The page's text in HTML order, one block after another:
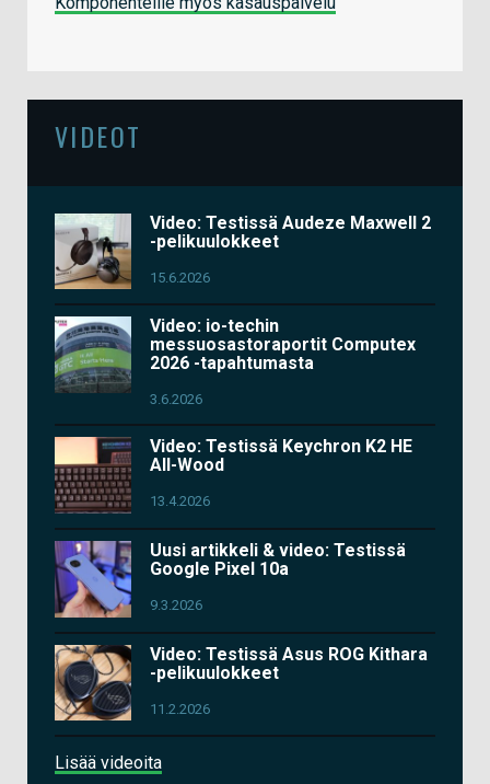
VIDEOT
Video: Testissä Audeze Maxwell 2
-pelikuulokkeet
15.6.2026
Video: io-techin
messuosastoraportit Computex
2026 -tapahtumasta
3.6.2026
Video: Testissä Keychron K2 HE
All-Wood
13.4.2026
Uusi artikkeli & video: Testissä
Google Pixel 10a
9.3.2026
Video: Testissä Asus ROG Kithara
-pelikuulokkeet
11.2.2026
Lisää videoita